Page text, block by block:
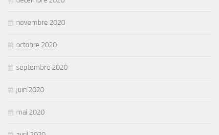
novembre 2020
octobre 2020
septembre 2020
juin 2020
mai 2020